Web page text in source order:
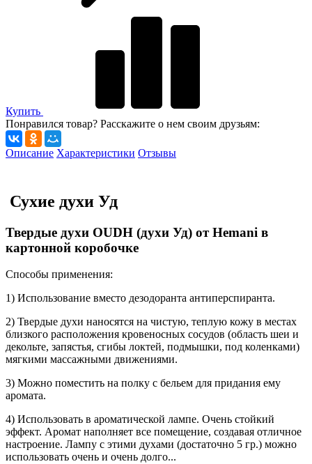
Купить
Понравился товар? Расскажите о нем своим друзьям:
Описание Характеристики Отзывы
Сухие духи Уд
Твердые духи OUDH (духи Уд) от Hemani в
картонной коробочке
Способы применения:
1) Использование вместо дезодоранта антиперспиранта.
2) Твердые духи наносятся на чистую, теплую кожу в местах
близкого расположения кровеносных сосудов (область шеи и
декольте, запястья, сгибы локтей, подмышки, под коленками)
мягкими массажными движениями.
3) Можно поместить на полку с бельем для придания ему
аромата.
4) Использовать в ароматической лампе. Очень стойкий
эффект. Аромат наполняет все помещение, создавая отличное
настроение. Лампу с этими духами (достаточно 5 гр.) можно
использовать очень и очень долго...